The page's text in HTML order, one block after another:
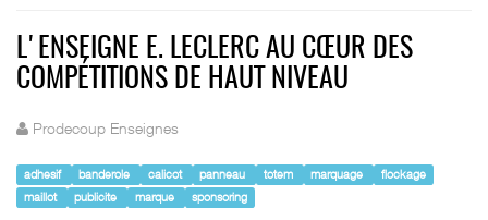
L'ENSEIGNE E. LECLERC AU CŒUR DES
COMPÉTITIONS DE HAUT NIVEAU
Prodecoup Enseignes
adhesif banderole calicot panneau totem marquage
flockage
maillot
publicite marque sponsoring